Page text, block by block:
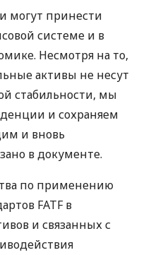
могут принести
системе и в
Несмотря на то,
активы не несут
стабильности, мы
и сохраняем
и вновь
в документе.
по применению
FATF в
и связанных с